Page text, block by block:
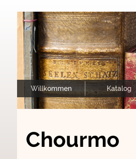
Willkommen Katalog
Chourmo